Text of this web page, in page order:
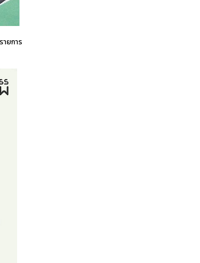
ยการ